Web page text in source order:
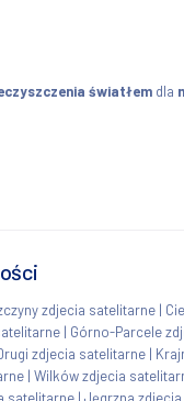
światłem dla
zdjecia satelitarne |
| Górno-Parcele
zdjecia satelitarne |
| Wilków zdjecia